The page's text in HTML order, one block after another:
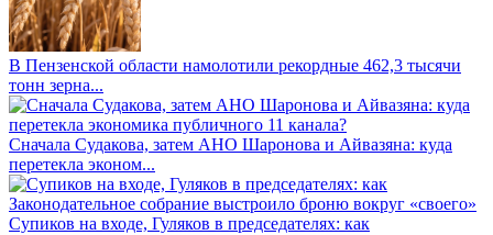
В Пензенской области намолотили рекордные 462,3 тысячи
тонн зерна...
Сначала Судакова, затем АНО Шаронова и Айвазяна: куда
перетекла эконом...
Супиков на входе, Гуляков в председателях: как